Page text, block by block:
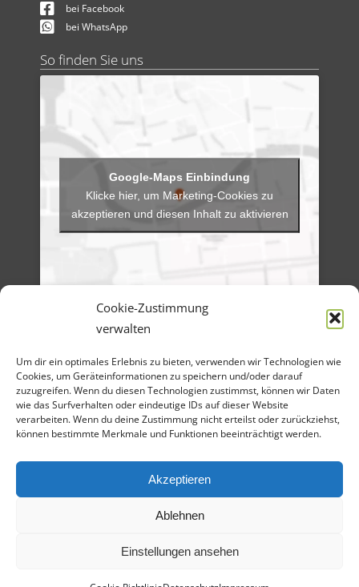
Cookie-Zustimmung
verwalten
Um dir ein optimales Erlebnis zu bieten, verwenden wir Technologien wie
Cookies, um Geräteinformationen zu speichern und/oder darauf
zuzugreifen. Wenn du diesen Technologien zustimmst, können wir Daten
wie das Surfverhalten oder eindeutige IDs auf dieser Website
verarbeiten. Wenn du deine Zustimmung nicht erteilst oder zurückziehst,
können bestimmte Merkmale und Funktionen beeinträchtigt werden.
Akzeptieren
Ablehnen
Einstellungen ansehen
bei Facebook
bei WhatsApp
So finden Sie uns
Klicke hier, um Marketing-Cookies zu
akzeptieren und diesen Inhalt zu aktivieren
Artikel-Archiv
Veranstaltungen
Angebote
Bilder-Galerien
Material
Spenden
Kontakt
Datenschutz